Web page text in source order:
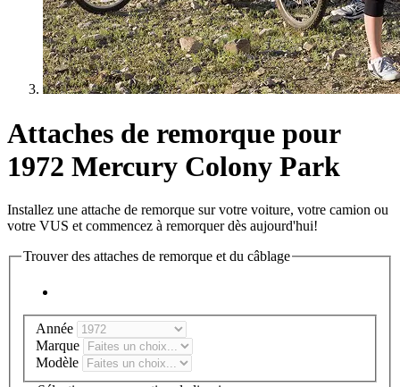
Attaches de remorque pour
1972 Mercury Colony Park
Installez une attache de remorque sur votre voiture, votre camion ou
votre VUS et commencez à remorquer dès aujourd'hui!
Trouver des attaches de remorque et du câblage
Année
Marque
Modèle